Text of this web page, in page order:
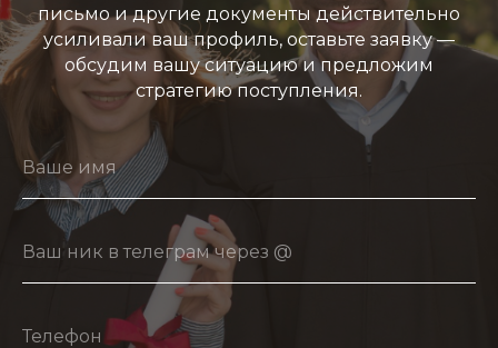
письмо и другие документы действительно
усиливали ваш профиль, оставьте заявку —
обсудим вашу ситуацию и предложим
стратегию поступления.